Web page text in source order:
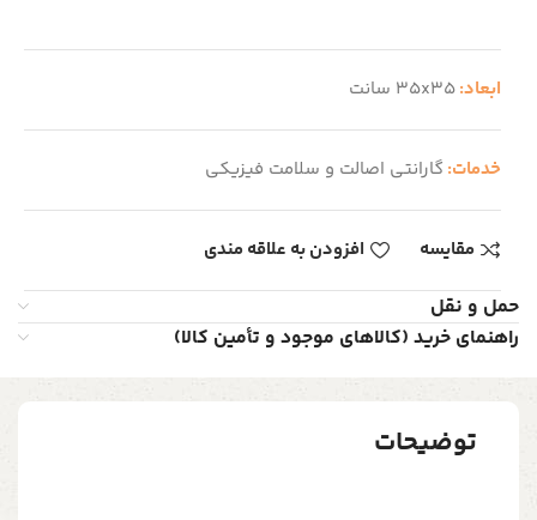
ابعاد:35x35 سانت
خدمات: گارانتی اصالت و سلامت فیزیکی
مقایسه افزودن به علاقه مندی
حمل و نقل
راهنمای خرید (کالاهای موجود و تأمین کالا)
توضیحات